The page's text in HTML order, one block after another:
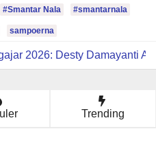
#Smantar Nala #smantarnala
sampoerna
2026: Desty Damayanti
Trending